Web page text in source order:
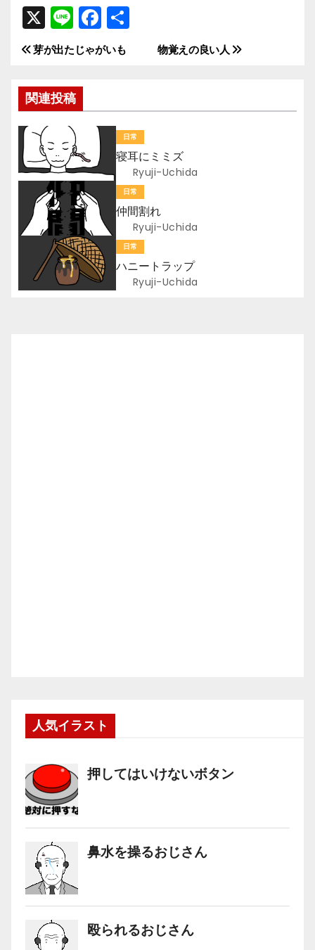
X Li
n
e
F
a
c
b
o
o
k
共
投
稿
ナ
ビ
ゲ
ー
シ
ョ
ン
物覚えの良い人
芽が出たじゃがいも
関連投稿
日常
寝耳にミミズ
Ryuji-Uchida
日常
仲間割れ
Ryuji-Uchida
日常
ハニートラップ
Ryuji-Uchida
人気イラスト